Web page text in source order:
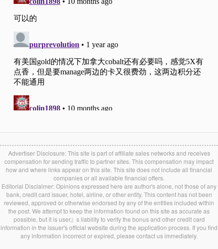
Advertiser Disclosure: This site is part of affiliate sales networks and receives
compensation for sending traffic to partner sites. This compensation may impact
how and where links appear on this site. This site does not include all financial
companies or all available financial offers.
Editorial Disclaimer: Opinions expressed here are author's alone, not those of any
bank, credit card issuer, hotel, airline, or other entity. This content has not been
reviewed, approved or otherwise endorsed by any of the entities included within
the post. We attempt to keep the information found on this site as accurate as
possible, but it is user』s liability to verify the bonus and other credit card
information in the issuer's official website during the application process. If you find
any information incorrect or expired, please contact us immediately.